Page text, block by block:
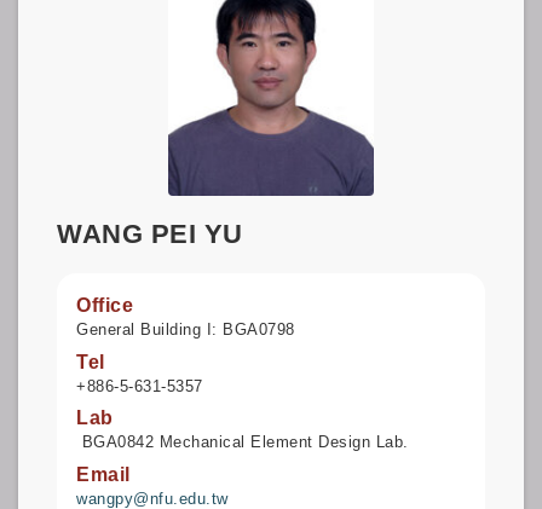
WANG PEI YU
Office
General Building I: BGA0798
Tel
+886-5-631-5357
Lab
BGA0842 Mechanical Element Design Lab.
Email
wangpy@nfu.edu.tw